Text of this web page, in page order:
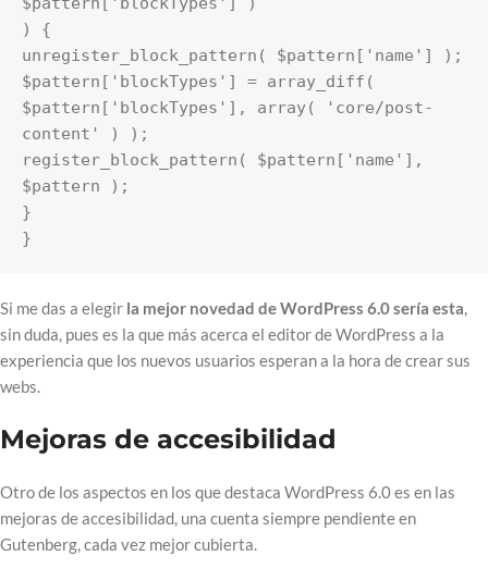
) {
unregister_block_pattern( $pattern['name'] );
$pattern['blockTypes'] = array_diff(
$pattern['blockTypes'], array( 'core/post-
content' ) );
register_block_pattern( $pattern['name'],
$pattern );
}
}
Si me das a elegir la mejor novedad de WordPress 6.0 sería esta,
sin duda, pues es la que más acerca el editor de WordPress a la
experiencia que los nuevos usuarios esperan a la hora de crear sus
webs.
Mejoras de accesibilidad
Otro de los aspectos en los que destaca WordPress 6.0 es en las
mejoras de accesibilidad, una cuenta siempre pendiente en
Gutenberg, cada vez mejor cubierta.